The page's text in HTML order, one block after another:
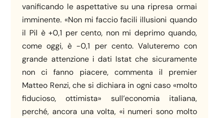
vanificando le aspettative su una ripresa ormai
imminente. «Non mi faccio facili illusioni quando
il Pil è +0,1 per cento, non mi deprimo quando,
come oggi, è -0,1 per cento. Valuteremo con
grande attenzione i dati Istat che sicuramente
non ci fanno piacere, commenta il premier
Matteo Renzi, che si dichiara in ogni caso «molto
fiducioso, ottimista» sull’economia italiana,
perché, ancora una volta, «i numeri sono molto